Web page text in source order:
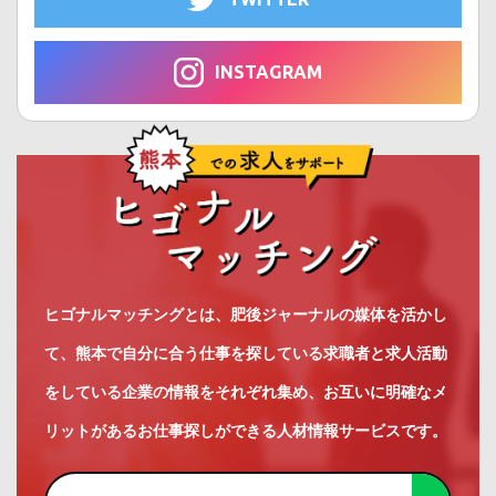
INSTAGRAM
ヒゴナルマッチングとは、肥後ジャーナルの媒体を活かし
て、熊本で自分に合う仕事を探している求職者と求人活動
をしている企業の情報をそれぞれ集め、お互いに明確なメ
リットがあるお仕事探しができる人材情報サービスです。